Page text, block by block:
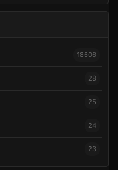
18606
28
25
24
23